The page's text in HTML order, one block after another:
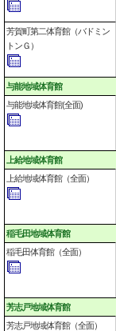
芳賀町第二体育館（バドミン
トンＧ）
与能地域体育館
与能地域体育館(全面)
上給地域体育館
上給地域体育館（全面）
稲毛田地域体育館
稲毛田体育館（全面）
芳志戸地域体育館
芳志戸地域体育館（全面）